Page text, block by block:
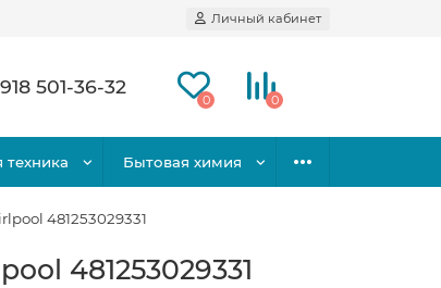
Личный кабинет
501-36-32
0 0
техника Бытовая химия
481253029331
481253029331